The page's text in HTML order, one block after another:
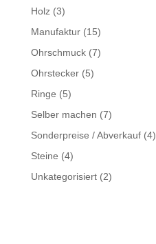
Holz(3)
Manufaktur(15)
Ohrschmuck(7)
Ohrstecker(5)
Ringe (5)
Selber machen (7)
Sonderpreise / Abverkauf(4)
Steine (4)
Unkategorisiert(2)